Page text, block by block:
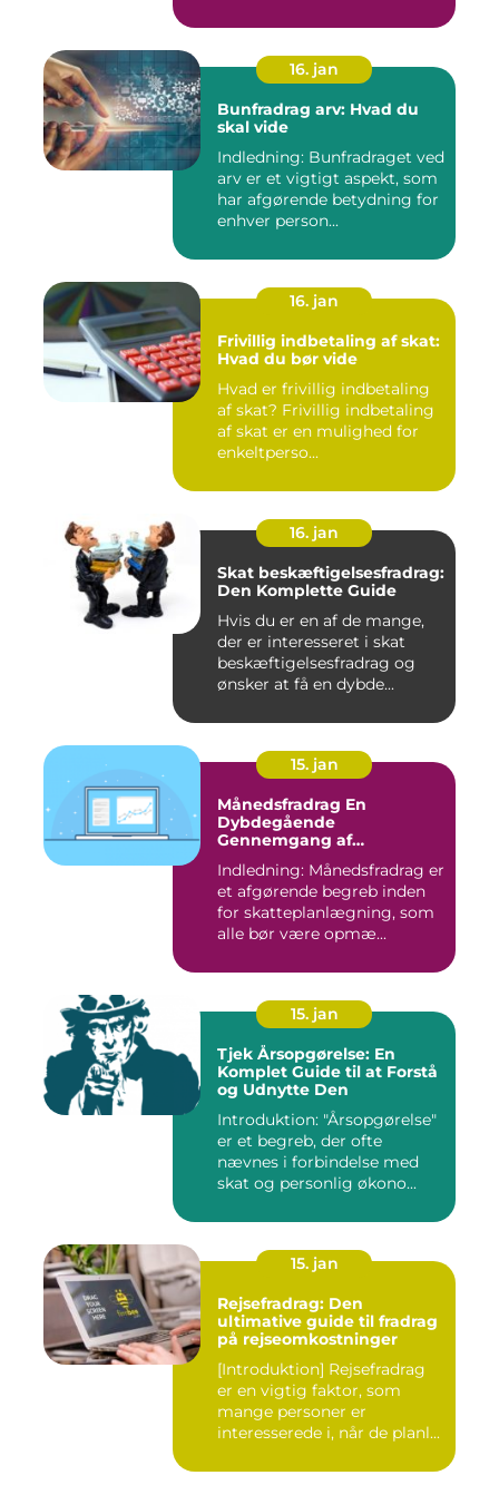
16. jan
Bunfradrag arv: Hvad du
skal vide
Indledning: Bunfradraget ved
arv er et vigtigt aspekt, som
har afgørende betydning for
enhver person...
16. jan
Frivillig indbetaling af skat:
Hvad du bør vide
Hvad er frivillig indbetaling
af skat? Frivillig indbetaling
af skat er en mulighed for
enkeltperso...
16. jan
Skat beskæftigelsesfradrag:
Den Komplette Guide
Hvis du er en af de mange,
der er interesseret i skat
beskæftigelsesfradrag og
ønsker at få en dybde...
15. jan
Månedsfradrag En
Dybdegående
Gennemgang af
Indledning: Månedsfradrag er
et afgørende begreb inden
for skatteplanlægning, som
alle bør være opmæ...
15. jan
Tjek Årsopgørelse: En
Komplet Guide til at Forstå
og Udnytte Den
Introduktion: "Årsopgørelse"
er et begreb, der ofte
nævnes i forbindelse med
skat og personlig økono...
15. jan
Rejsefradrag: Den
ultimative guide til fradrag
på rejseomkostninger
[Introduktion] Rejsefradrag
er en vigtig faktor, som
mange personer er
interesserede i, når de planl...